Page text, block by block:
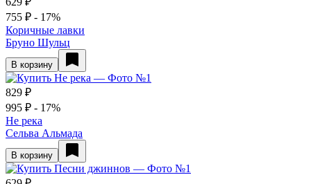
755 ₽ - 17%
Коричные лавки
Бруно Шульц
В корзину
829 ₽
995 ₽ - 17%
Не река
Сельва Альмада
В корзину